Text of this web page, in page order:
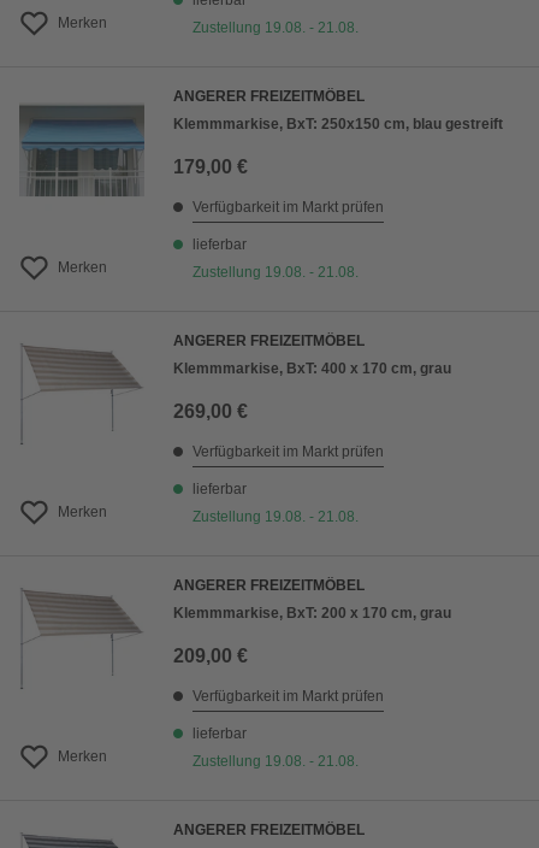
Merken
Zustellung 19.08. - 21.08.
Merken
ANGERER FREIZEITMÖBEL
Klemmmarkise, BxT: 250x150 cm, blau gestreift
179,00 €
Verfügbarkeit im Markt prüfen
lieferbar
Zustellung 19.08. - 21.08.
Merken
ANGERER FREIZEITMÖBEL
Klemmmarkise, BxT: 400 x 170 cm, grau
269,00 €
Verfügbarkeit im Markt prüfen
lieferbar
Zustellung 19.08. - 21.08.
Merken
ANGERER FREIZEITMÖBEL
Klemmmarkise, BxT: 200 x 170 cm, grau
209,00 €
Verfügbarkeit im Markt prüfen
lieferbar
Zustellung 19.08. - 21.08.
ANGERER FREIZEITMÖBEL